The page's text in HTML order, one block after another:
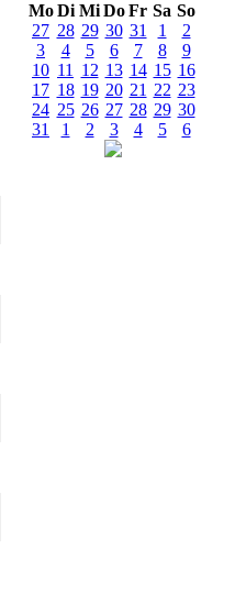
Mo Di MiDo Fr Sa So
27 28 29 30 31 1
2
3
4 5 6 7 8
9
10 11 12 13 14 15 16
17 18 19 20 21 22 23
24 25 26 27 28 29 30
31
1 2 3 4 5 6